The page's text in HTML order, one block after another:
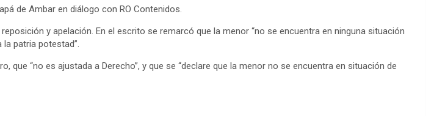
de Ambar en diálogo con RO Contenidos.
y apelación. En el escrito se remarcó que la menor “no se encuentra en ninguna situación
patria potestad”.
que “no es ajustada a Derecho”, y que se “declare que la menor no se encuentra en situación de